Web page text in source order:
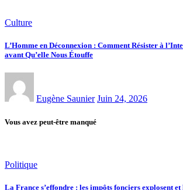
Culture
L’Homme en Déconnexion : Comment Résister à
avant Qu’elle Nous Étouffe
Eugène Saunier Juin 24, 2026
Vous avez peut-être manqué
Politique
La France s’effondre : les impôts fonciers explosent et